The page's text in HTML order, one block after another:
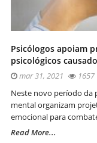
Psicólogos apoiam
psicológicos
mar 31, 2021 1657
Neste novo período da
mental organizam
emocional para
Read More...